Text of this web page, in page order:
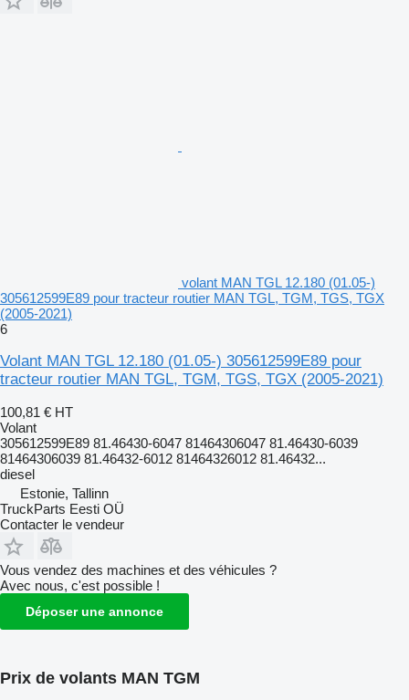
volant MAN TGL 12.180 (01.05-)
305612599E89 pour tracteur routier MAN TGL, TGM, TGS, TGX
(2005-2021)
6
Volant MAN TGL 12.180 (01.05-) 305612599E89 pour
tracteur routier MAN TGL, TGM, TGS, TGX (2005-2021)
100,81 € HT
Volant
305612599E89 81.46430-6047 81464306047 81.46430-6039
81464306039 81.46432-6012 81464326012 81.46432...
diesel
Estonie, Tallinn
TruckParts Eesti OÜ
Contacter le vendeur
Vous vendez des machines et des véhicules ?
Avec nous, c'est possible !
Déposer une annonce
Prix de volants MAN TGM